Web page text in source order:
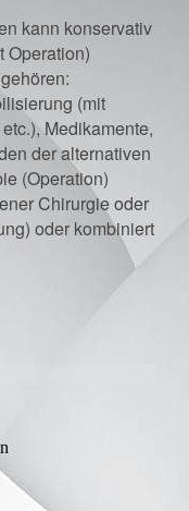
kann konservativ
Operation)
(mit
Medikamente,
der alternativen
(Operation)
Chirurgie oder
oder kombiniert